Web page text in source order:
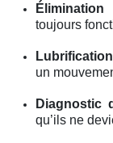
toujours
un
Diagnostic
qu’ils ne